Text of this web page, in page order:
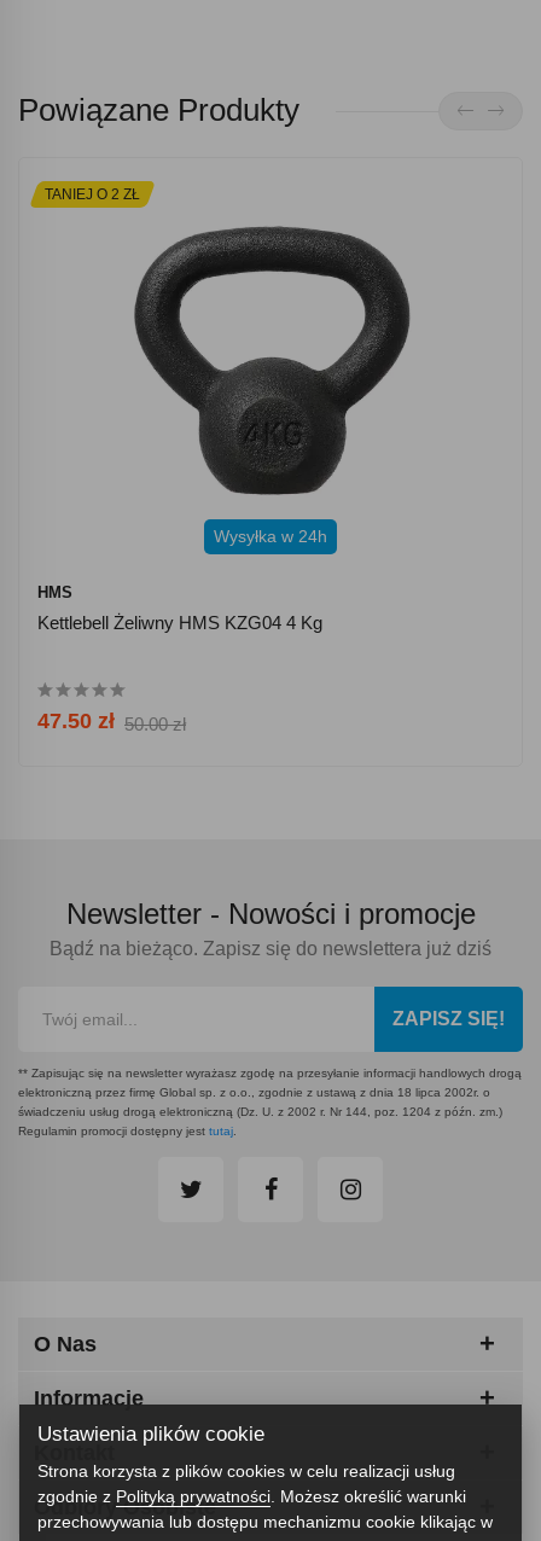
Powiązane Produkty
TANIEJ O 2 ZŁ
Wysyłka w 24h
HMS
Kettlebell Żeliwny HMS KZG04 4 Kg
47.50 zł 50.00 zł
Newsletter - Nowości i promocje
Bądź na bieżąco. Zapisz się do newslettera już dziś
ZAPISZ SIĘ!
** Zapisując się na newsletter wyrażasz zgodę na przesyłanie informacji handlowych drogą
elektroniczną przez firmę Global sp. z o.o., zgodnie z ustawą z dnia 18 lipca 2002r. o
świadczeniu usług drogą elektroniczną (Dz. U. z 2002 r. Nr 144, poz. 1204 z późn. zm.)
Regulamin promocji dostępny jest tutaj.
O Nas
Informacje
Odbiory Osobiste
Ustawienia plików cookie
Strona korzysta z plików cookies w celu realizacji usług
zgodnie z Polityką prywatności . Możesz określić warunki
przechowywania lub dostępu mechanizmu cookie klikając w